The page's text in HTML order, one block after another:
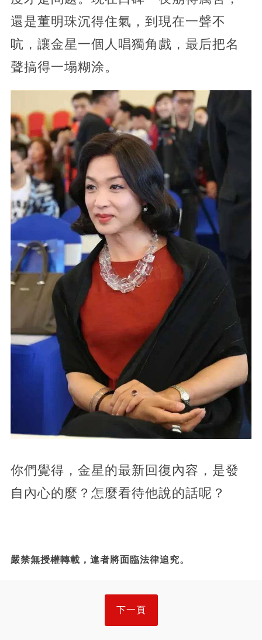
還是董明珠沉得住氣，到現在一聲不
吭，讓金星一個人唱獨角戲，最后把名
聲搞得一塌糊涂。
你們覺得，金星的最新回復內容，是發
自內心的麼？怎麼看待他說的話呢？
嚴禁無授權轉載，違者將面臨法律追究。
下一頁